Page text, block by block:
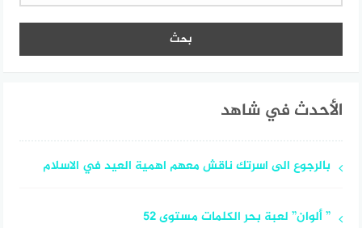
الأحدث في شاهد
بالرجوع الى اسرتك ناقش معهم اهمية العيد في الاسلام
” ألوان” لعبة بحر الكلمات مستوى 52